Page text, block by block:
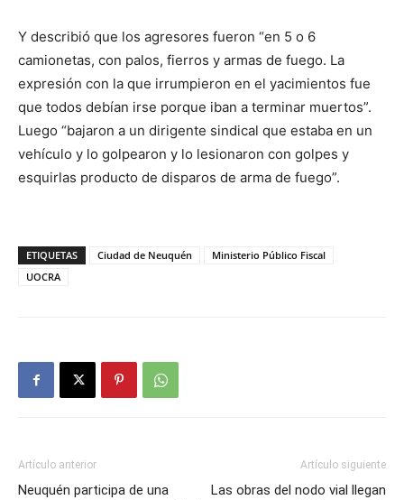
Y describió que los agresores fueron “en 5 o 6
camionetas, con palos, fierros y armas de fuego. La
expresión con la que irrumpieron en el yacimientos fue
que todos debían irse porque iban a terminar muertos”.
Luego “bajaron a un dirigente sindical que estaba en un
vehículo y lo golpearon y lo lesionaron con golpes y
esquirlas producto de disparos de arma de fuego”.
ETIQUETAS Ciudad de Neuquén
Ministerio Público Fiscal
UOCRA
Artículo anterior
Neuquén participa de una
Artículo siguiente
Las obras del nodo vial llegan